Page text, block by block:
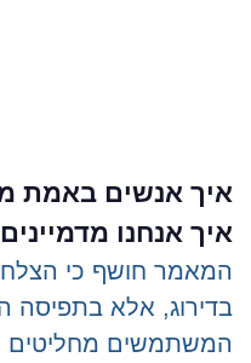
איך אנשים באמת
איך אנחנו
המאמר חושף כי הצלחה
בדירוג, אלא בתפיסה
המשתמשים מחליטים